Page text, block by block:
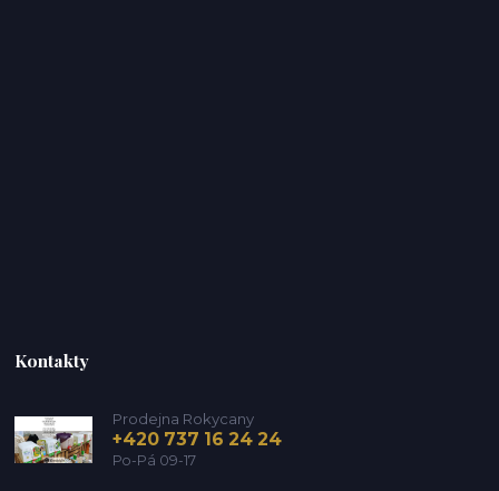
Kontakty
Prodejna Rokycany
+420 737 16 24 24
Po-Pá 09-17